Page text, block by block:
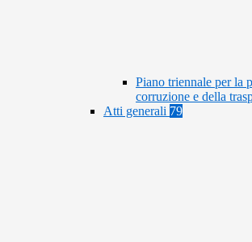
Piano triennale per la
corruzione e della
Atti generali 79